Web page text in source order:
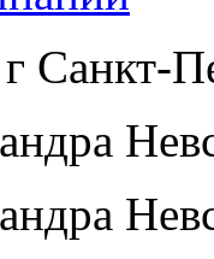
Санкт-